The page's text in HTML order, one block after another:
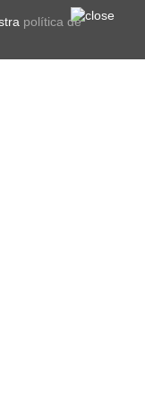
política de